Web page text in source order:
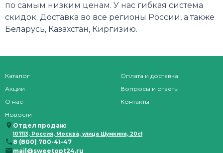
по самым низким ценам. У нас гибкая система
скидок. Доставка во все регионы России, а также
Беларусь, Казахстан, Киргизию.
Каталог
Акции
О нас
Новости
Оплата и доставка
Вопросы и ответы
Контакты
Отдел продаж:
107113, Россия, Москва, улица Шумкина, 20с1
8 (800) 700-41-47
mail@sweetopt24.ru